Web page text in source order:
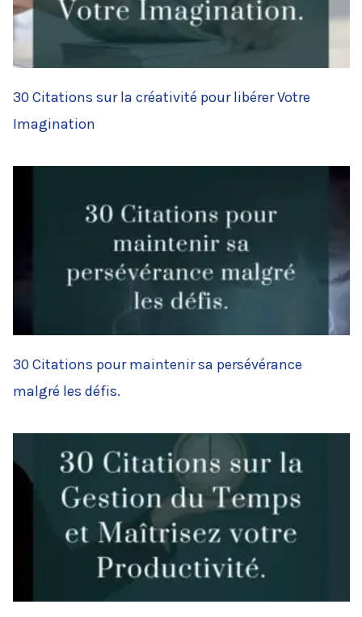
30 Citations sur la créativité pour libérer Votre
Imagination
30 Citations pour maintenir sa persévérance
malgré les défis.